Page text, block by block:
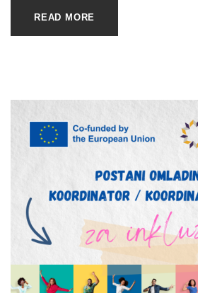
READ MORE